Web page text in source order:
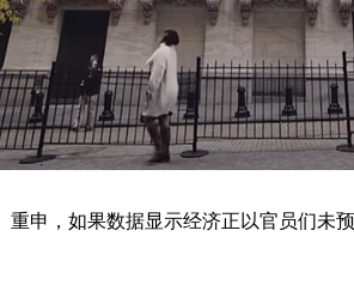
重申，如果数据显示经济正以官员们未